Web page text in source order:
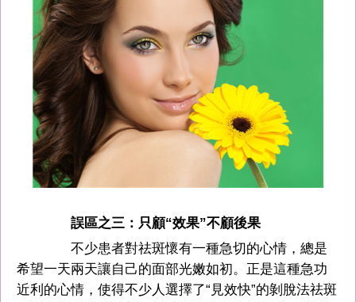
誤區之三：只顧“效果”不顧後果
不少患者對祛斑懷有一種急切的心情，總是
希望一天兩天讓自己的面部光嫩如初。正是這種急功
近利的心情，使得不少人選擇了“見效快”的剝脫法祛斑